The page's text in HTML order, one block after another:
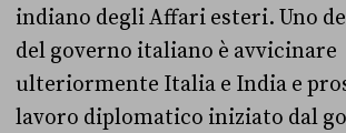
indiano degli Affari esteri. Uno
del governo italiano è avvicinare
ulteriormente Italia e India e
lavoro diplomatico iniziato dal